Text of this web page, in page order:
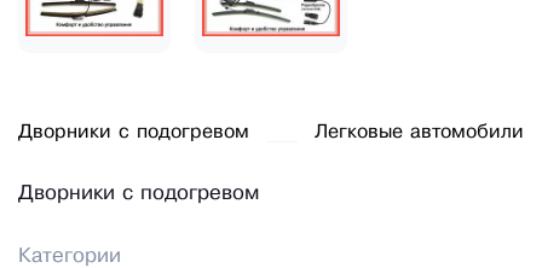
Дворники с подогревом Легковые автомобили
Дворники с подогревом
Категории